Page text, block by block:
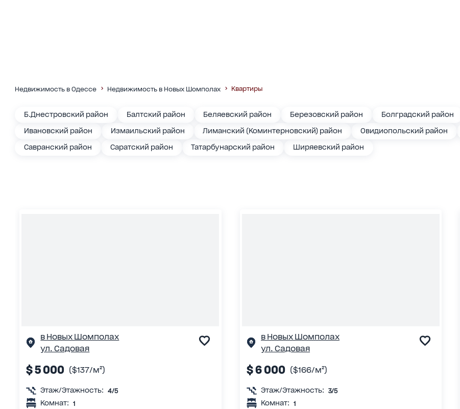
Недвижимость в Одессе Недвижимость в Новых Шомполах Квартиры
Б.Днестровский район Балтский район Беляевский район Березовский район Болградский район
Ивановский район
Измаильский район Лиманский (Коминтерновский) район Овидиопольский район
Савранский район
Саратский район Татарбунарский район Ширяевский район
в Новых Шомполах
ул. Садовая
$ 5 000 ($137/м²)
Этаж/Этажность: 4/5
Комнат: 1
в Новых Шомполах
ул. Садовая
$ 6 000 ($166/м²)
Этаж/Этажность: 3/5
Комнат: 1